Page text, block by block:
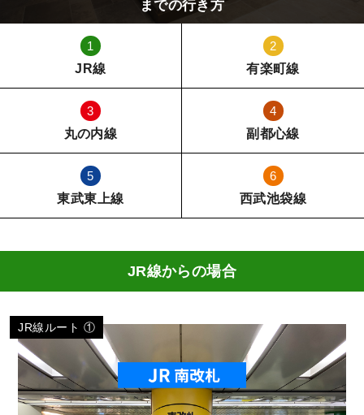
までの行き方
1
JR線
2
有楽町線
3
丸の内線
4
副都心線
5
東武東上線
6
西武池袋線
JR線からの場合
JR線ルート ①